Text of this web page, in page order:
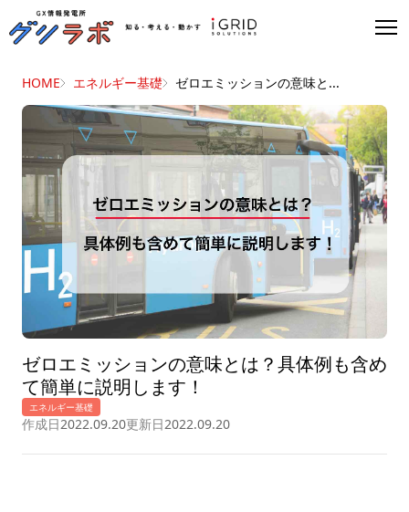
HOME エネルギー基礎 ゼロエミッションの意味と...
エネルギー基礎
作成日2022.09.20更新日2022.09.20
ゼロエミッションの意味とは？具体例も含め
て簡単に説明します！